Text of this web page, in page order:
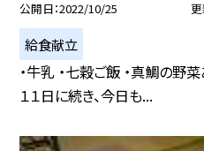
公開日 2022/10/25
給食献立
・牛乳 ・七穀ご飯 ・真鯛の野
１１日に続き、今日も...